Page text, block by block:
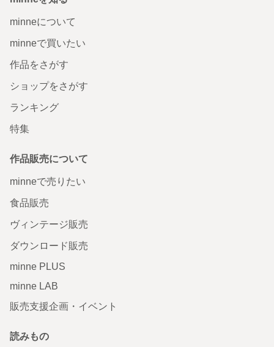
minneについて
minneで買いたい
作品をさがす
ショップをさがす
ランキング
特集
作品販売について
minneで売りたい
食品販売
ヴィンテージ販売
ダウンロード販売
minne PLUS
minne LAB
販売支援企画・イベント
読みもの